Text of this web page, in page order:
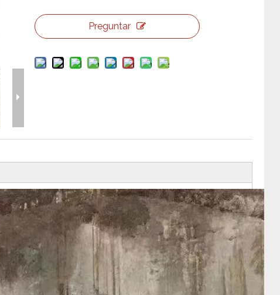
Herramientas y accesorios de escenarioCaja de embalaje para eventos
Preguntar